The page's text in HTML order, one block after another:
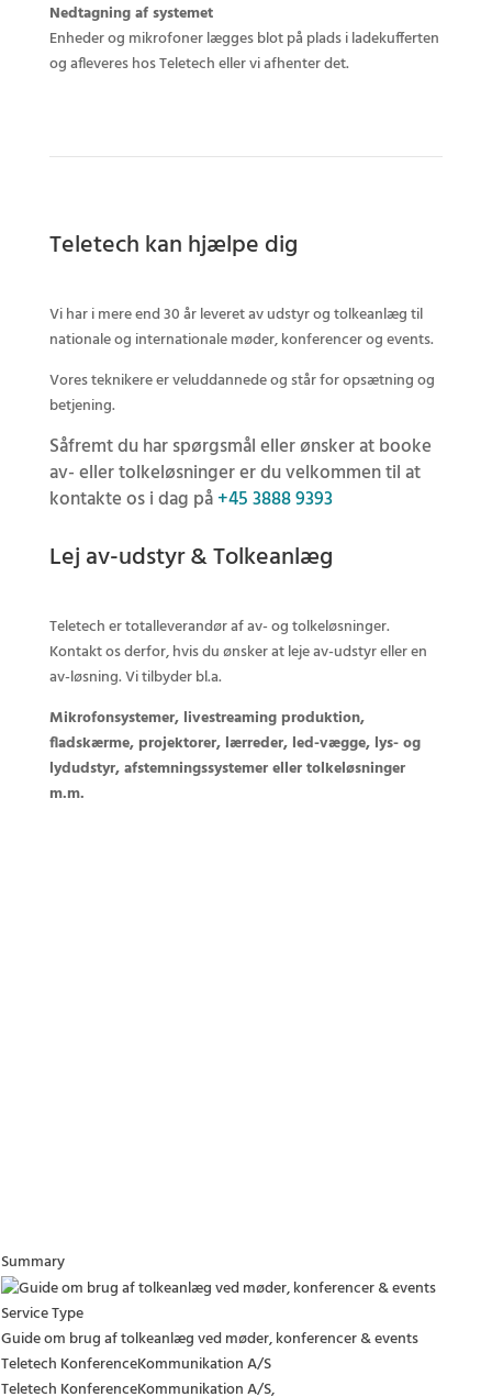
Nedtagning af systemet
Enheder og mikrofoner lægges blot på plads i ladekufferten
og afleveres hos Teletech eller vi afhenter det.
Teletech kan hjælpe dig
Vi har i mere end 30 år leveret av udstyr og tolkeanlæg til
nationale og internationale møder, konferencer og events.
Vores teknikere er veluddannede og står for opsætning og
betjening.
Såfremt du har spørgsmål eller ønsker at booke
av- eller tolkeløsninger er du velkommen til at
kontakte os i dag på+45 3888 9393
Lej av-udstyr & Tolkeanlæg
Teletech er totalleverandør af av- og tolkeløsninger.
Kontakt os derfor, hvis du ønsker at leje av-udstyr eller en
av-løsning. Vi tilbyder bl.a.
Mikrofonsystemer, livestreaming produktion,
fladskærme, projektorer, lærreder, led-vægge, lys- og
lydudstyr, afstemningssystemer eller tolkeløsninger
m.m.
Summary
Service Type
Guide om brug af tolkeanlæg ved møder, konferencer & events
Teletech KonferenceKommunikation A/S
Teletech KonferenceKommunikation A/S,